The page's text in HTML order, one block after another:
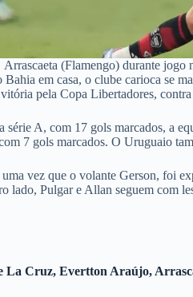
Arrascaeta (Flamengo) durante
em casa, o clube carioca se
pela Copa Libertadores,
série A, com 17 gols marcados, a
7 gols marcados. O Uruguaio
vez que o volante Gerson, foi
Pulgar e Allan seguem com
Cruz, Evertton Araújo,